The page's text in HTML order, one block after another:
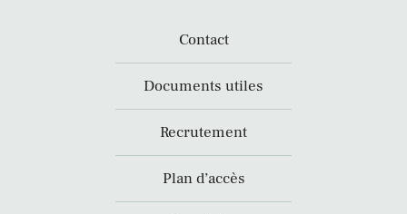
Contact
Documents utiles
Recrutement
Plan d’accès